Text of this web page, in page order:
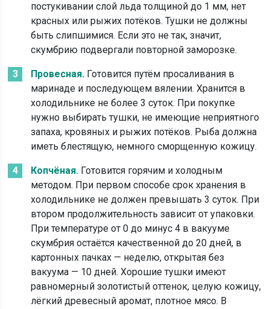
постукивании слой льда толщиной до 1 мм, нет
красных или рыжих потёков. Тушки не должны
быть слипшимися. Если это не так, значит,
скумбрию подвергали повторной заморозке.
Провесная. Готовится путём просаливания в
маринаде и последующем вялении. Хранится в
холодильнике не более 3 суток. При покупке
нужно выбирать тушки, не имеющие неприятного
запаха, кровяных и рыжих потёков. Рыба должна
иметь блестящую, немного сморщенную кожицу.
Копчёная. Готовится горячим и холодным
методом. При первом способе срок хранения в
холодильнике не должен превышать 3 суток. При
втором продолжительность зависит от упаковки.
При температуре от 0 до минус 4 в вакууме
скумбрия остаётся качественной до 20 дней, в
картонных пачках — неделю, открытая без
вакуума — 10 дней. Хорошие тушки имеют
равномерный золотистый оттенок, целую кожицу,
лёгкий древесный аромат, плотное мясо. В